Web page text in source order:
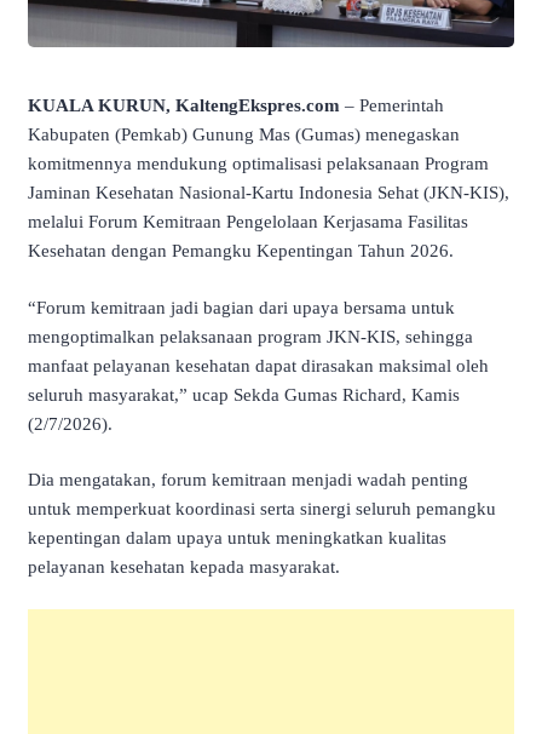
KUALA KURUN, KaltengEkspres.com – Pemerintah
Kabupaten (Pemkab) Gunung Mas (Gumas) menegaskan
komitmennya mendukung optimalisasi pelaksanaan Program
Jaminan Kesehatan Nasional-Kartu Indonesia Sehat (JKN-KIS),
melalui Forum Kemitraan Pengelolaan Kerjasama Fasilitas
Kesehatan dengan Pemangku Kepentingan Tahun 2026.
“Forum kemitraan jadi bagian dari upaya bersama untuk
mengoptimalkan pelaksanaan program JKN-KIS, sehingga
manfaat pelayanan kesehatan dapat dirasakan maksimal oleh
seluruh masyarakat,” ucap Sekda Gumas Richard, Kamis
(2/7/2026).
Dia mengatakan, forum kemitraan menjadi wadah penting
untuk memperkuat koordinasi serta sinergi seluruh pemangku
kepentingan dalam upaya untuk meningkatkan kualitas
pelayanan kesehatan kepada masyarakat.